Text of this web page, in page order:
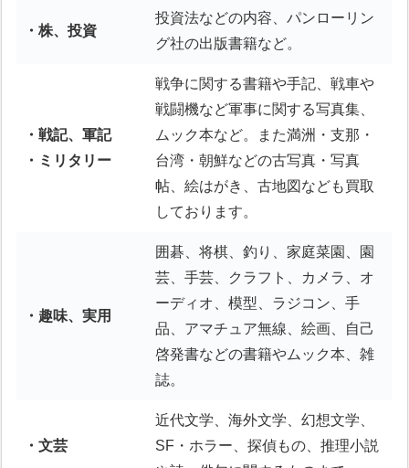
・株、投資
投資法などの内容、パンローリン
グ社の出版書籍など。
・戦記、軍記
・ミリタリー
戦争に関する書籍や手記、戦車や
戦闘機など軍事に関する写真集、
ムック本など。また満洲・支那・
台湾・朝鮮などの古写真・写真
帖、絵はがき、古地図なども買取
しております。
・趣味、実用
囲碁、将棋、釣り、家庭菜園、園
芸、手芸、クラフト、カメラ、オ
ーディオ、模型、ラジコン、手
品、アマチュア無線、絵画、自己
啓発書などの書籍やムック本、雑
誌。
・文芸
近代文学、海外文学、幻想文学、
SF・ホラー、探偵もの、推理小説